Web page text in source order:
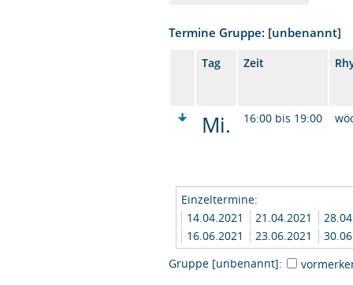
Termine Gruppe: [unbenannt]
Tag Zeit
Mi. 16:00 bis 19:00
Einzeltermine:
14.04.2021
21.04.2021
16.06.2021
23.06.2021
Gruppe [unbenannt]: